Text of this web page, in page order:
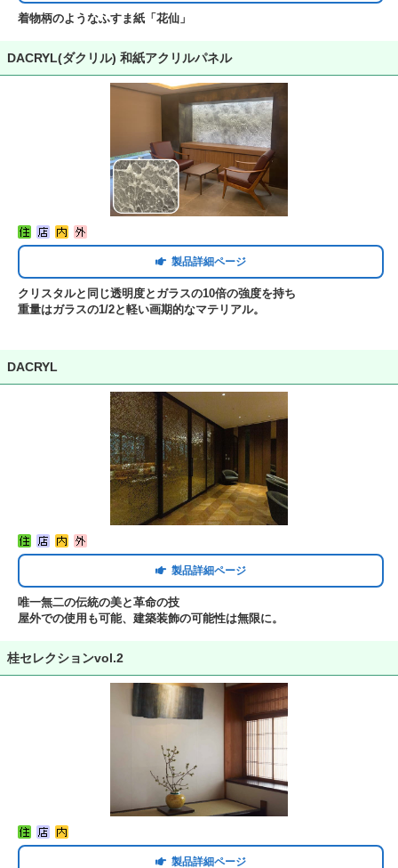
着物柄のようなふすま紙「花仙」
DACRYL(ダクリル) 和紙アクリルパネル
製品詳細ページ
クリスタルと同じ透明度とガラスの10倍の強度を持ち
重量はガラスの1/2と軽い画期的なマテリアル。
DACRYL
製品詳細ページ
唯一無二の伝統の美と革命の技
屋外での使用も可能、建築装飾の可能性は無限に。
桂セレクションvol.2
製品詳細ページ